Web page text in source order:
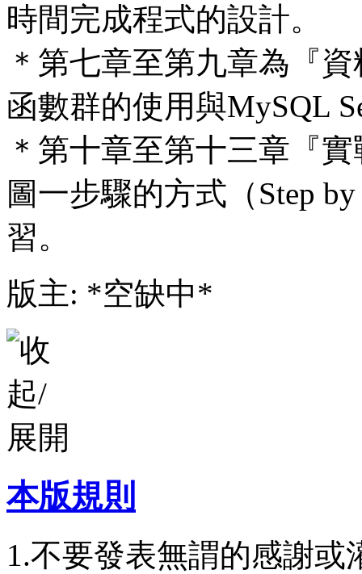
時間完成程式的設計。
＊第七章至第九章為『
函數群的使用與MySQL
＊第十章至第十三章『
圖一步驟的方式（Step
習。
版主: *空缺中*
本版規則
1.不要發表無謂的感謝或